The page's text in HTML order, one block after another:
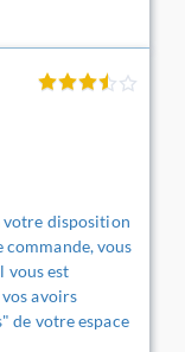
votre disposition
vous
vous est
avoirs
de votre espace